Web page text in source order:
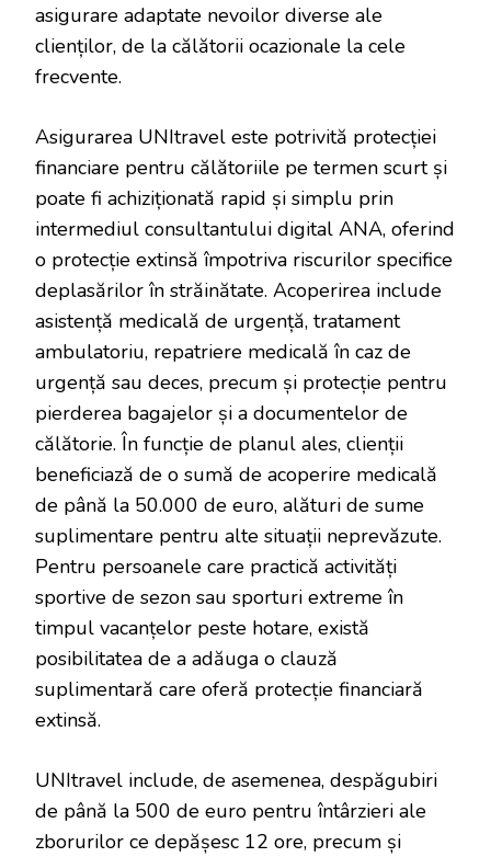
asigurare adaptate nevoilor diverse ale
clienților, de la călătorii ocazionale la cele
frecvente.
Asigurarea UNItravel este potrivită protecției
financiare pentru călătoriile pe termen scurt și
poate fi achiziționată rapid și simplu prin
intermediul consultantului digital ANA, oferind
o protecție extinsă împotriva riscurilor specifice
deplasărilor în străinătate. Acoperirea include
asistență medicală de urgență, tratament
ambulatoriu, repatriere medicală în caz de
urgență sau deces, precum și protecție pentru
pierderea bagajelor și a documentelor de
călătorie. În funcție de planul ales, clienții
beneficiază de o sumă de acoperire medicală
de până la 50.000 de euro, alături de sume
suplimentare pentru alte situații neprevăzute.
Pentru persoanele care practică activități
sportive de sezon sau sporturi extreme în
timpul vacanțelor peste hotare, există
posibilitatea de a adăuga o clauză
suplimentară care oferă protecție financiară
extinsă.
UNItravel include, de asemenea, despăgubiri
de până la 500 de euro pentru întârzieri ale
zborurilor ce depășesc 12 ore, precum și